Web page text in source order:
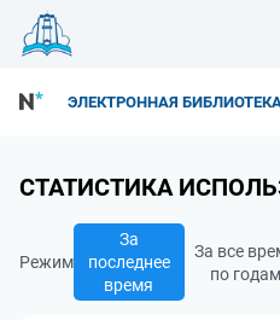
ЭЛЕКТРОННАЯ
СТАТИСТИКА
Режим
За
последнее
время
За все
по годам